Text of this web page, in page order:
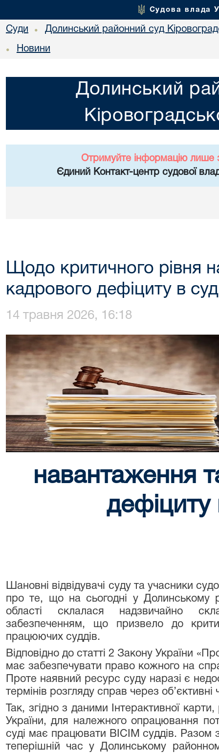
Судова влада
Суди • Долинський районний суд
• Новини
Долинський
Отримуйте інформацію лише
Єдиний Контакт-центр судової
Щодо критичного рівня
кадрового дефіциту в
14 травня 2026, 16:18
навантаження
дефіциту
Шановні відвідувачі суду та учасники
про те, що на сьогодні у Долинському
області склалася надзвичайно
забезпеченням, що призвело до
працюючих суддів.
Відповідно до статті 2 Закону України
має забезпечувати право кожного на
Проте наявний ресурс суду наразі є
термінів розгляду справ через об’єктивні
Так, згідно з даними Інтерактивної
України, для належного опрацювання
суді має працювати ВІСІМ суддів. Разом
теперішній час у Долинському